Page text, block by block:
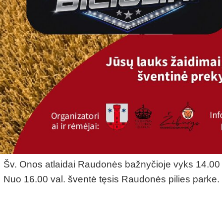
Šv. Onos atlaidai Raudonės bažnyčioje vyks 14.00
Nuo 16.00 val. šventė tęsis Raudonės pilies parke.